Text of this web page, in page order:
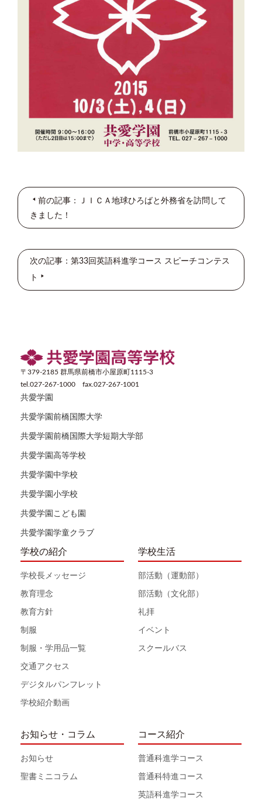
前の記事：ＪＩＣＡ地球ひろばと外務省を訪問して
きました！
次の記事：第33回英語科進学コース スピーチコンテス
ト
〒379-2185 群馬県前橋市小屋原町1115-3
tel.027-267-1000 fax.027-267-1001
共愛学園
共愛学園前橋国際大学
共愛学園前橋国際大学短期大学部
共愛学園高等学校
共愛学園中学校
共愛学園小学校
共愛学園こども園
共愛学園学童クラブ
学校の紹介
学校長メッセージ
教育理念
教育方針
制服
制服・学用品一覧
交通アクセス
デジタルパンフレット
学校紹介動画
学校生活
部活動（運動部）
部活動（文化部）
礼拝
イベント
スクールバス
お知らせ・コラム
お知らせ
聖書ミニコラム
コース紹介
普通科進学コース
普通科特進コース
英語科進学コース